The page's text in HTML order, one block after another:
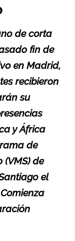
de corta
fin de
en Madrid,
recibieron
su
y África
de
de
el